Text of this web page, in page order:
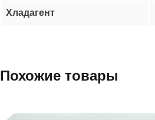
Хладагент
Похожие товары